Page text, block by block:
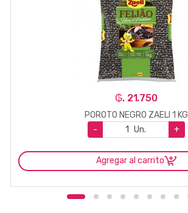
₲. 21.750
POROTO NEGRO ZAELI 1 KG
-
Un. +
Agregar al carrito